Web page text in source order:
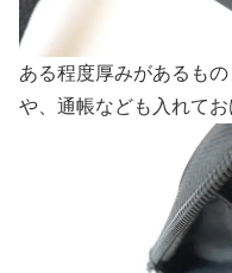
ある程度厚みがあるも
や、通帳なども入れてお